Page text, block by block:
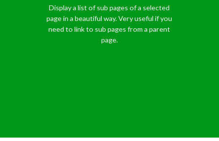
Display a list of sub pages of a selected
page in a beautiful way. Very useful if you
need to link to sub pages from a parent
page.